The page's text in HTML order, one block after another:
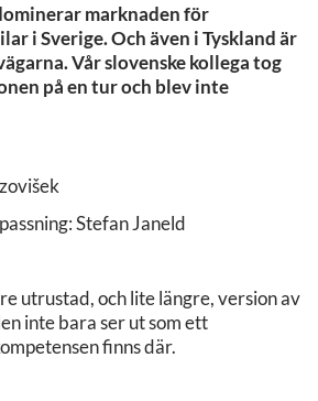
marknaden för
i Sverige. Och även i Tyskland är
Vår slovenske kollega tog
på en tur och blev inte
Stefan Janeld
utrustad, och lite längre, version av
inte bara ser ut som ett
finns där.